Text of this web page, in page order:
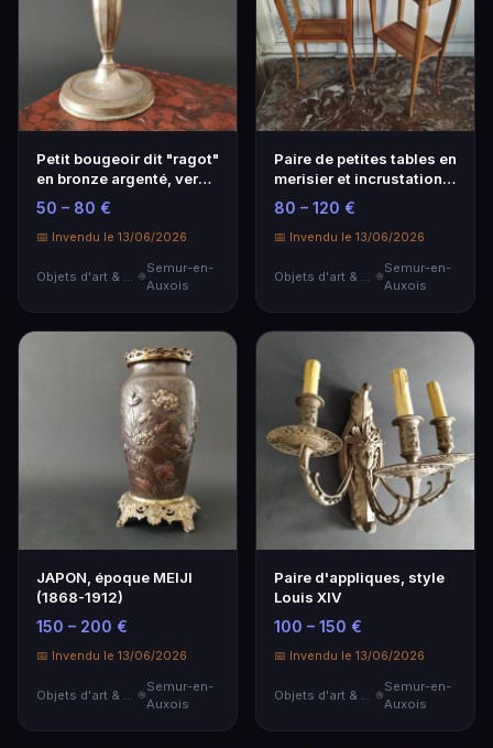
Petit bougeoir dit "ragot"
en bronze argenté, vers
1790-1800…
50 – 80 €
📅 Invendu le 13/06/2026
Objets d'art & Curiosités
Semur-en-
Auxois
Paire de petites tables en
merisier et incrustations
de file…
80 – 120 €
📅 Invendu le 13/06/2026
Objets d'art & Curiosités
Semur-en-
Auxois
JAPON, époque MEIJI
(1868-1912)
150 – 200 €
📅 Invendu le 13/06/2026
Objets d'art & Curiosités
Semur-en-
Auxois
Paire d'appliques, style
Louis XIV
100 – 150 €
📅 Invendu le 13/06/2026
Objets d'art & Curiosités
Semur-en-
Auxois